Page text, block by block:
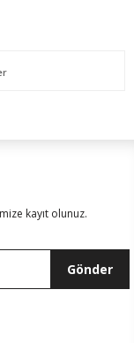
kayıt olunuz.
Gönder